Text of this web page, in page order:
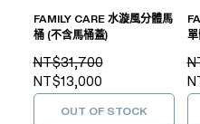
FAMILY CARE 水漩風分體馬
桶 (不含馬桶蓋)
NT$31,700
NT$13,000
OUT OF STOCK